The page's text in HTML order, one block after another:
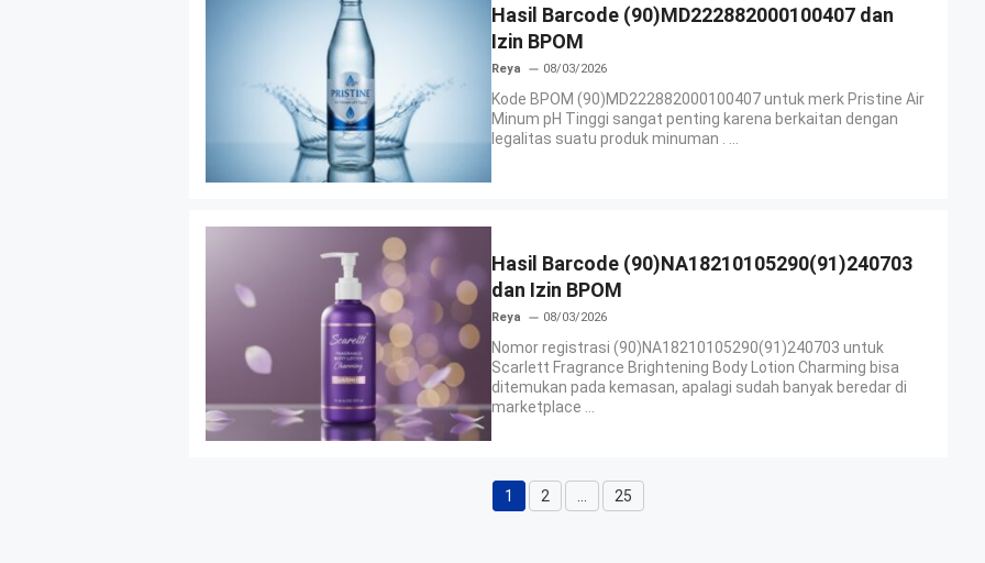
Hasil Barcode (90)MD222882000100407 dan
Izin BPOM
Reya 08/03/2026
Kode BPOM (90)MD222882000100407 untuk merk Pristine Air
Minum pH Tinggi sangat penting karena berkaitan dengan
legalitas suatu produk minuman . ...
Hasil Barcode (90)NA18210105290(91)240703
dan Izin BPOM
Reya 08/03/2026
Nomor registrasi (90)NA18210105290(91)240703 untuk
Scarlett Fragrance Brightening Body Lotion Charming bisa
ditemukan pada kemasan, apalagi sudah banyak beredar di
marketplace ...
Halaman
1 Halaman
2 … Halaman
25